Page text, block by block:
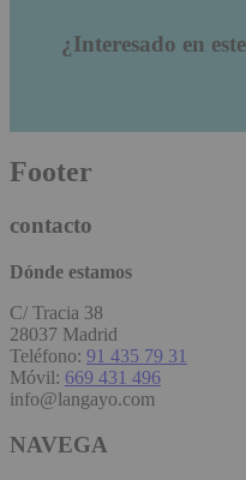
¿Interesado en
Footer
contacto
Dónde estamos
C/ Tracia 38
28037 Madrid
Teléfono: 91 435 79 31
Móvil: 669 431 496
info@langayo.com
NAVEGA